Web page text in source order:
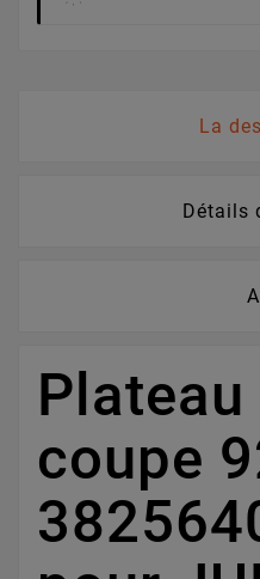
La
Détails
Plateau
coupe